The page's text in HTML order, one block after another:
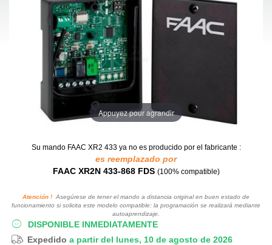
Appuyez pour agrandir
Su mando FAAC XR2 433 ya no es producido por el fabricante :
es reemplazado por
FAAC XR2N 433-868 FDS (100% compatible)
Atención ! Asegúrese de tener el mando a distancia original en buen estado de
funcionamiento si solicita este modelo compatible: la programación se realizará mediante
autoaprendizaje.
DISPONIBLE INMEDIATAMENTE
Expedido a partir del lunes, 10 de agosto de 2026